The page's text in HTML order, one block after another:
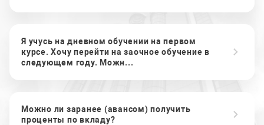
Я учусь на дневном обучении на первом
курсе. Хочу перейти на заочное обучение в
следующем году. Можн...
Можно ли заранее (авансом) получить
проценты по вкладу?